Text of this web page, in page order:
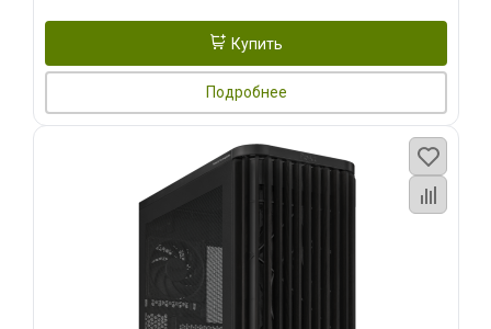
Купить
Подробнее